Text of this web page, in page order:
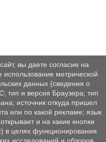
вы даете согласие на
метрической
данных (сведения о
тип и версия Браузера; тип
источник откуда пришел
или по какой рекламе; язык
и на какие кнопки
в целях функционирования